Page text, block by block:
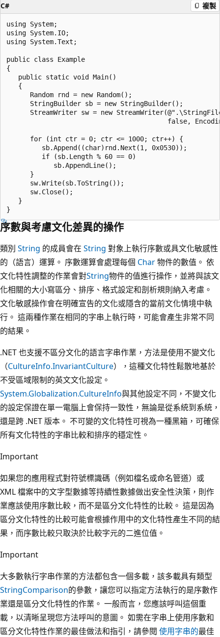
C# 複製
using System;
using System.IO;
using System.Text;
public class Example
{
   public static void Main()
   {
      Random rnd = new Random();
      StringBuilder sb = new StringBuilder();
StreamWriter sw = new
false,
      for (int ctr = 0; ctr <= 1000; ctr++) {
         sb.Append((char)rnd.Next(1, 0x0530));
         if (sb.Length % 60 == 0)
            sb.AppendLine();
      }
      sw.Write(sb.ToString());
      sw.Close();
   }
序數與考慮文化差異的操作
類別 String 的成員會在 String 對象上執行序數或具文化敏感性
的（語言）運算。 序數運算會處理每個 Char物件的數值。 依
文化特性調整的作業會對String物件的值進行操作，並將與該文
化相關的大小寫區分、排序、格式設定和剖析規則納入考慮。
文化敏感操作會在明確宣告的文化或隱含的當前文化情境中執
行。 這兩種作業在相同的字串上執行時，可能會產生非常不同
的結果。
.NET 也支援不區分文化的語言字串作業，方法是使用不變文化
（CultureInfo.InvariantCulture），這種文化特性鬆散地基於
不受區域限制的英文文化設定。
System.Globalization.CultureInfo與其他設定不同，不變文化
的設定保證在單一電腦上會保持一致性，無論是從系統到系統，
還是跨 .NET 版本。 不可變的文化特性可視為一種黑箱，可確保
所有文化特性的字串比較和排序的穩定性。
Important
如果您的應用程式對符號標識碼（例如檔名或命名管道）或
XML 檔案中的文字型數據等持續性數據做出安全性決策，則作
業應該使用序數比較，而不是區分文化特性的比較。 這是因為
區分文化特性的比較可能會根據作用中的文化特性產生不同的結
果，而序數比較只取決於比較字元的二進位值。
Important
大多數執行字串作業的方法都包含一個多載，該多載具有類型
StringComparison的參數，讓您可以指定方法執行的是序數作
業還是區分文化特性的作業。 一般而言，您應該呼叫這個重
載，以清晰呈現您方法呼叫的意圖。 如需在字串上使用序數和
區分文化特性作業的最佳做法和指引，請參閱 使用字串的最佳